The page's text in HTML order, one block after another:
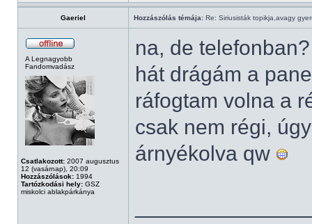
Gaeriel Hozzászólás témája: Re: Siriusisták topikja,avagy
A Legnagyobb
Fandomvadász
Csatlakozott: 2007 augusztus
12 (vasárnap), 20:09
Hozzászólások: 1994
Tartózkodási hely: GSZ
miskolci ablakpárkánya
na, de
hát drágám a
ráfogtam volna a
csak nem régi,
árnyékolva qw